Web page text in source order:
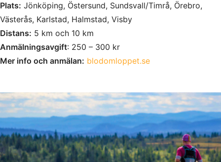
Plats: Jönköping, Östersund, Sundsvall/Timrå, Örebro,
Västerås, Karlstad, Halmstad, Visby
Distans: 5 km och 10 km
Anmälningsavgift: 250 – 300 kr
Mer info och anmälan: blodomloppet.se